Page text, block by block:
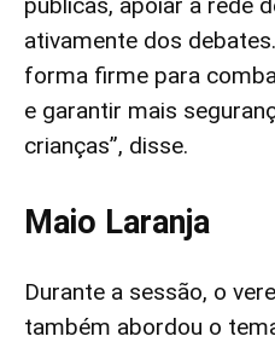
ativamente dos
forma firme para
e garantir mais
crianças”, disse.
Maio Laranja
Durante a sessão, o
também abordou o